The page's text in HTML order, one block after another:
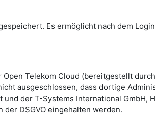
Es ermöglicht nach dem
Telekom Cloud (bereitgestellt
ausgeschlossen, dass dortige
der T-Systems International
DSGVO eingehalten werden.